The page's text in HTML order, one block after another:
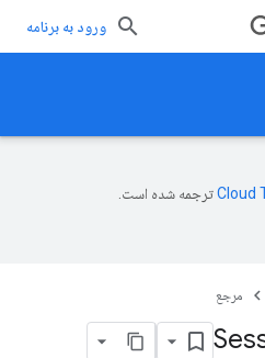
ورود به برنامه
ترجمه شده است.
مرجع